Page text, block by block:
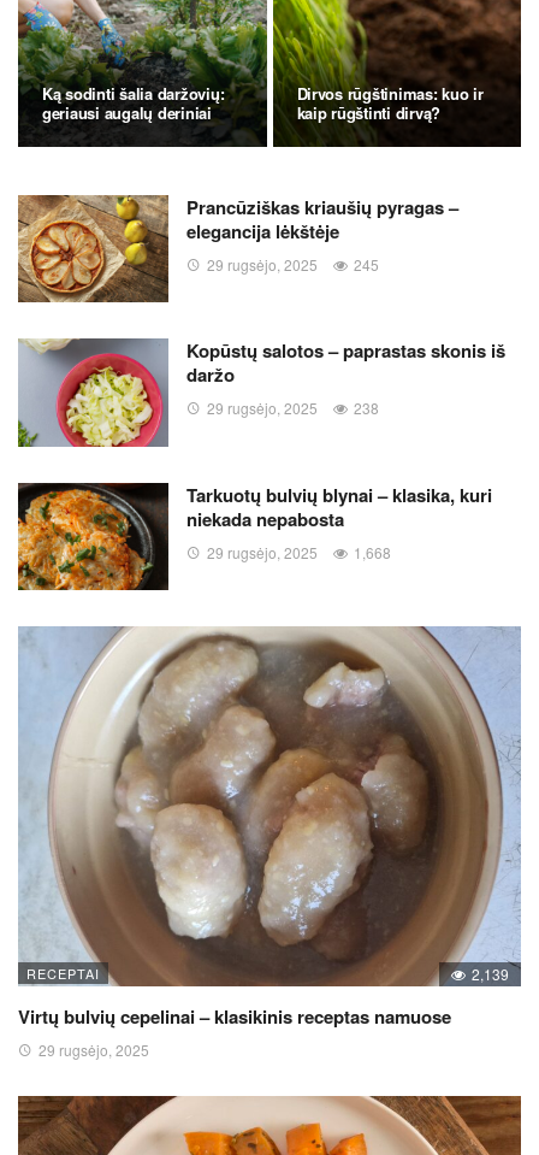
Ką sodinti šalia daržovių:
geriausi augalų deriniai
Dirvos rūgštinimas: kuo ir
kaip rūgštinti dirvą?
Prancūziškas kriaušių pyragas –
elegancija lėkštėje
29 rugsėjo, 2025 245
Kopūstų salotos – paprastas skonis iš
daržo
29 rugsėjo, 2025 238
Tarkuotų bulvių blynai – klasika, kuri
niekada nepabosta
29 rugsėjo, 2025 1,668
RECEPTAI 2,139
Virtų bulvių cepelinai – klasikinis receptas namuose
29 rugsėjo, 2025